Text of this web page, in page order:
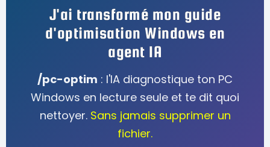
J'ai transformé mon guide
d'optimisation Windows en
agent IA
/pc-optim : l'IA diagnostique ton PC
Windows en lecture seule et te dit quoi
nettoyer. Sans jamais supprimer un
fichier.